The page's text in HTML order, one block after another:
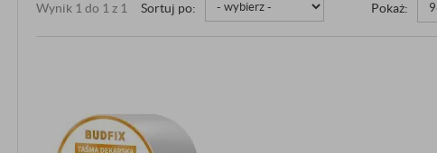
Wynik 1 do 1 z 1 Sortuj po: Pokaż: